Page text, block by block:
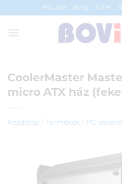
to
content
Rólunk Blog GYIK
CoolerMaster
micro ATX ház
Kezdőlap / Termékek / PC